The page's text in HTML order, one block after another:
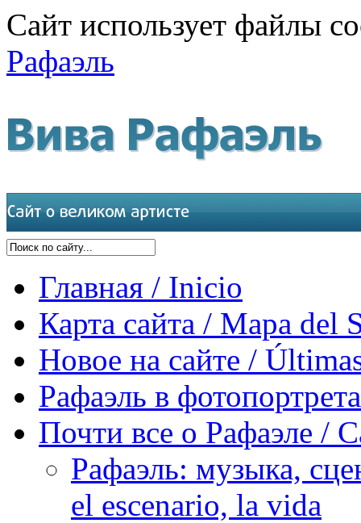
Сайт использует файлы
Рафаэль
Главная / Inicio
Карта сайта / Mapa del
Новое на сайте /
Рафаэль в
Почти все о Рафаэле /
Рафаэль: музыка,
el escenario, la vida